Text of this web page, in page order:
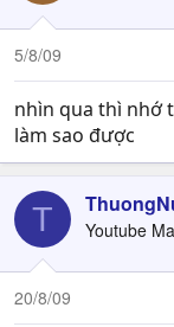
5/8/09
nhìn qua thì nhớ
làm sao được
T Youtube
20/8/09